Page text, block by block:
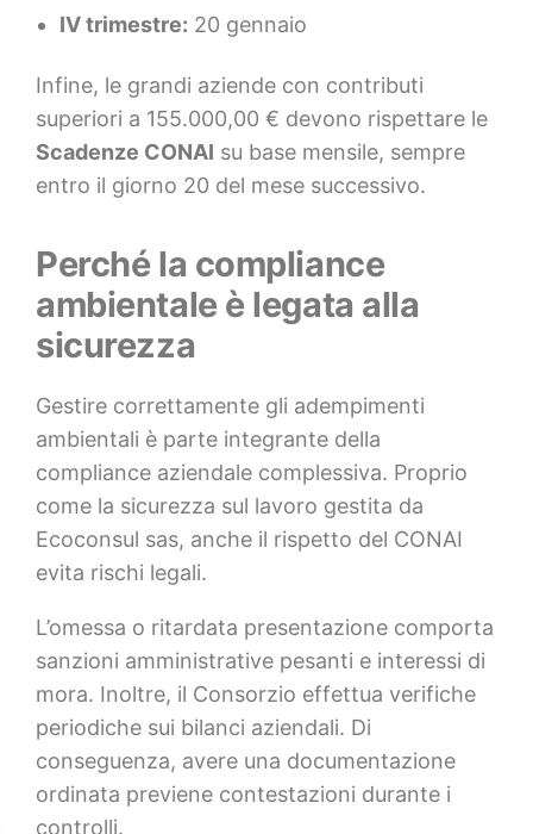
IV trimestre: 20 gennaio
Infine, le grandi aziende con contributi
superiori a 155.000,00 € devono rispettare le
Scadenze CONAI su base mensile, sempre
entro il giorno 20 del mese successivo.
Perché la compliance
ambientale è legata alla
sicurezza
Gestire correttamente gli adempimenti
ambientali è parte integrante della
compliance aziendale complessiva. Proprio
come la sicurezza sul lavoro gestita da
Ecoconsul sas, anche il rispetto del CONAI
evita rischi legali.
L’omessa o ritardata presentazione comporta
sanzioni amministrative pesanti e interessi di
mora. Inoltre, il Consorzio effettua verifiche
periodiche sui bilanci aziendali. Di
conseguenza, avere una documentazione
ordinata previene contestazioni durante i
controlli.